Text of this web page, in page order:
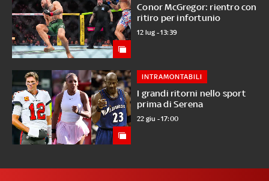
Conor McGregor: rientro con
ritiro per infortunio
12 lug - 13:39
I grandi ritorni nello sport
prima di Serena
INTRAMONTABILI
22 giu - 17:00